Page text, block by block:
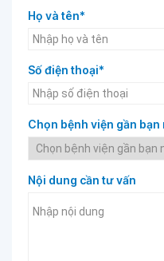
Họ và tên*
Số điện thoại*
Chọn bệnh viện gần bạn
Nội dung cần tư vấn